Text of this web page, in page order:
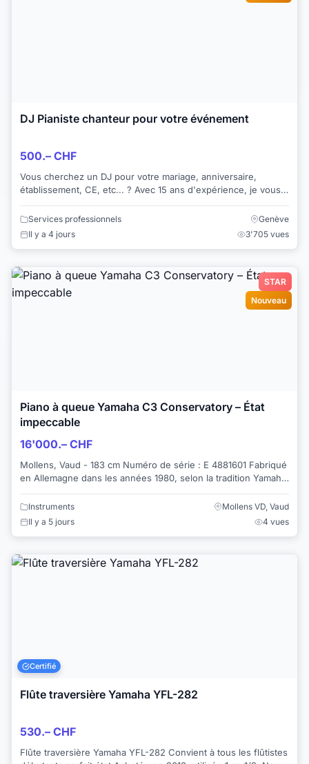
DJ Pianiste chanteur pour votre événement
500.– CHF
Vous cherchez un DJ pour votre mariage, anniversaire,
établissement, CE, etc... ? Avec 15 ans d'expérience, je vous
fais profiter de ma passion pour ...
Services professionnels
Genève
Il y a 4 jours
3'705 vues
STAR
Nouveau
Piano à queue Yamaha C3 Conservatory – État
impeccable
16'000.– CHF
Mollens, Vaud - 183 cm Numéro de série : E 4881601 Fabriqué
en Allemagne dans les années 1980, selon la tradition Yamaha
Instruments
Mollens VD, Vaud
Il y a 5 jours
4 vues
Certifié
Flûte traversière Yamaha YFL-282
530.– CHF
Flûte traversière Yamaha YFL-282 Convient à tous les flûtistes